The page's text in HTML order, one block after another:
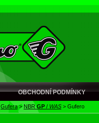
OBCHODNÍ PODMÍNKY
Gufera> NBRGP / WAS > Gufero